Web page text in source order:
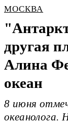
МОСКВА
другая
Алина
океан
8 июня
океанолога.